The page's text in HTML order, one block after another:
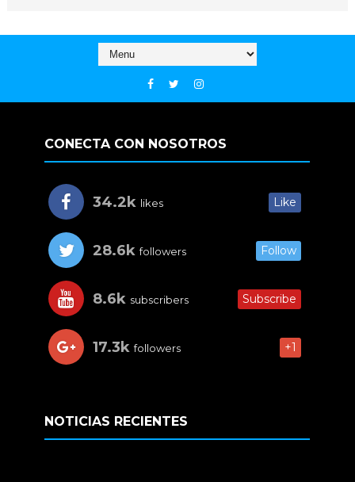
CONECTA CON NOSOTROS
34.2k likes Like
28.6k followers Follow
8.6k subscribers Subscribe
17.3k followers +1
NOTICIAS RECIENTES